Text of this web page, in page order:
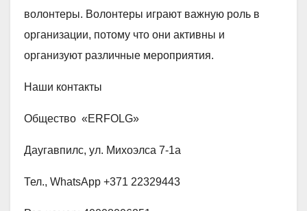
волонтеры. Волонтеры играют важную роль в
организации, потому что они активны и
организуют различные мероприятия.
Наши контакты
Общество «ERFOLG»
Даугавпилс, ул. Михоэлса 7-1а
Тел., WhatsApp +371 22329443